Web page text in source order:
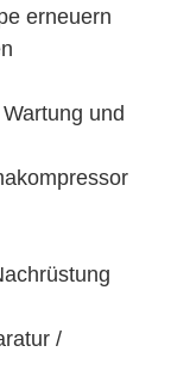
erneuern
und
/